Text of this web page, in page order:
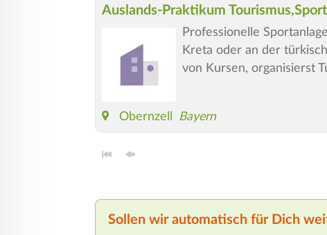
Auslands-Praktikum
Professionelle
Kreta oder an der
von Kursen, organisierst
Obernzell Bayern
Sollen wir automatisch für Dich